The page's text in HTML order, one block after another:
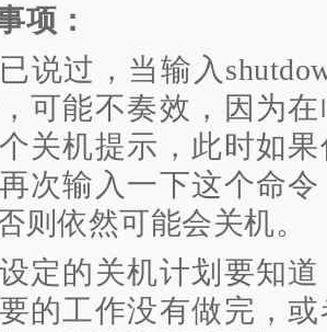
项：
过，当输入
可能不奏效，因为
关机提示，此时如
次输入一下这个命
则依然可能会关机。
的关机计划要知道
的工作没有做完，